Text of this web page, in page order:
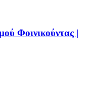
Φοινικούντας |